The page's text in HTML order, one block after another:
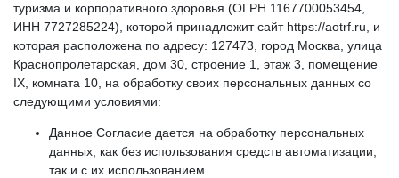
туризма и корпоративного здоровья (ОГРН 1167700053454,
ИНН 7727285224), которой принадлежит сайт https://aotrf.ru, и
которая расположена по адресу: 127473, город Москва, улица
Краснопролетарская, дом 30, строение 1, этаж 3, помещение
IX, комната 10, на обработку своих персональных данных со
следующими условиями:
Данное Согласие дается на обработку персональных
данных, как без использования средств автоматизации,
так и с их использованием.